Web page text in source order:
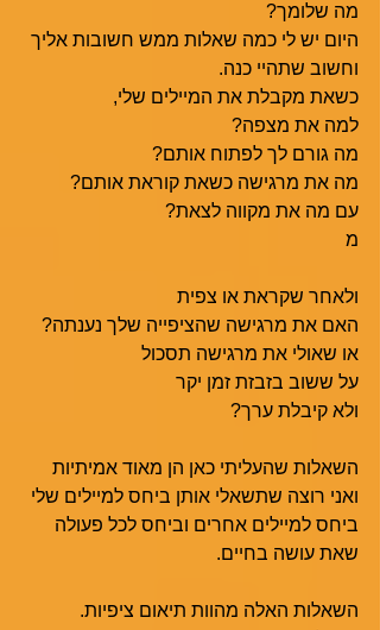
מה שלומך?
היום יש לי כמה שאלות ממש חשובות אליך
וחשוב שתהיי כנה.
כשאת מקבלת את המיילים שלי,
למה את מצפה?
מה גורם לך לפתוח אותם?
מה את מרגישה כשאת קוראת אותם?
עם מה את מקווה לצאת?
מ
ולאחר שקראת או צפית
האם את מרגישה שהציפייה שלך נענתה?
או שאולי את מרגישה תסכול
על ששוב בזבזת זמן יקר
ולא קיבלת ערך?
השאלות שהעליתי כאן הן מאוד אמיתיות
ואני רוצה שתשאלי אותן ביחס למיילים שלי
ביחס למיילים אחרים וביחס לכל פעולה
שאת עושה בחיים.
השאלות האלה מהוות תיאום ציפיות.